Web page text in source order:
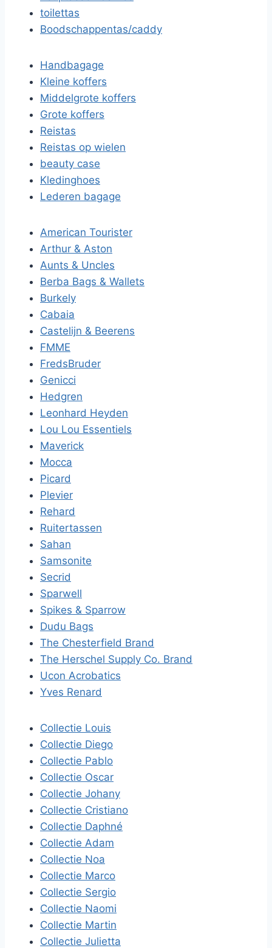
toilettas
Boodschappentas/caddy
Handbagage
Kleine koffers
Middelgrote koffers
Grote koffers
Reistas
Reistas op wielen
beauty case
Kledinghoes
Lederen bagage
American Tourister
Arthur & Aston
Aunts & Uncles
Berba Bags & Wallets
Burkely
Cabaia
Castelijn & Beerens
FMME
FredsBruder
Genicci
Hedgren
Leonhard Heyden
Lou Lou Essentiels
Maverick
Mocca
Picard
Plevier
Rehard
Ruitertassen
Sahan
Samsonite
Secrid
Sparwell
Spikes & Sparrow
Dudu Bags
The Chesterfield Brand
The Herschel Supply Co. Brand
Ucon Acrobatics
Yves Renard
Collectie Louis
Collectie Diego
Collectie Pablo
Collectie Oscar
Collectie Johany
Collectie Cristiano
Collectie Daphné
Collectie Adam
Collectie Noa
Collectie Marco
Collectie Sergio
Collectie Naomi
Collectie Martin
Collectie Julietta